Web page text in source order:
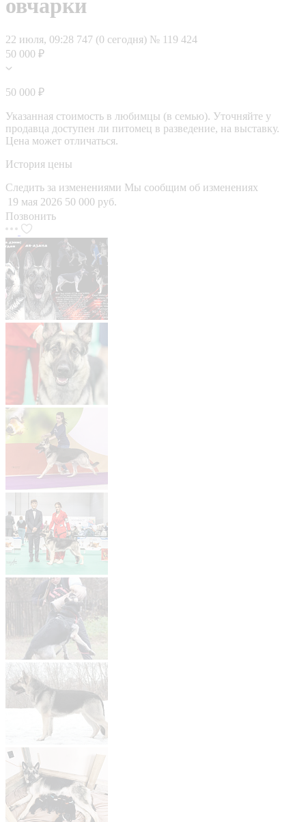
овчарки
22 июля, 09:28 747 (0 сегодня) № 119 424
50 000 ₽
50 000 ₽
Указанная стоимость в любимцы (в семью). Уточняйте у
продавца доступен ли питомец в разведение, на выставку.
Цена может отличаться.
История цены
Следить за изменениями Мы сообщим об изменениях
19 мая 2026 50 000 руб.
Позвонить